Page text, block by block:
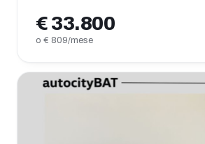
€ 33.800
o € 809/mese